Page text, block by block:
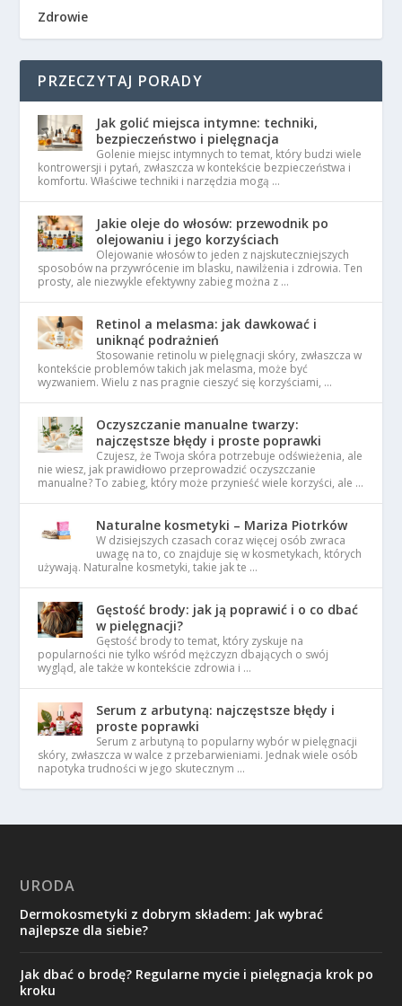
Zdrowie
PRZECZYTAJ PORADY
Jak golić miejsca intymne: techniki,
bezpieczeństwo i pielęgnacja
Golenie miejsc intymnych to temat, który budzi wiele
kontrowersji i pytań, zwłaszcza w kontekście bezpieczeństwa i
komfortu. Właściwe techniki i narzędzia mogą …
Jakie oleje do włosów: przewodnik po
olejowaniu i jego korzyściach
Olejowanie włosów to jeden z najskuteczniejszych
sposobów na przywrócenie im blasku, nawilżenia i zdrowia. Ten
prosty, ale niezwykle efektywny zabieg można z …
Retinol a melasma: jak dawkować i
uniknąć podrażnień
Stosowanie retinolu w pielęgnacji skóry, zwłaszcza w
kontekście problemów takich jak melasma, może być
wyzwaniem. Wielu z nas pragnie cieszyć się korzyściami, …
Oczyszczanie manualne twarzy:
najczęstsze błędy i proste poprawki
Czujesz, że Twoja skóra potrzebuje odświeżenia, ale
nie wiesz, jak prawidłowo przeprowadzić oczyszczanie
manualne? To zabieg, który może przynieść wiele korzyści, ale …
Naturalne kosmetyki – Mariza Piotrków
W dzisiejszych czasach coraz więcej osób zwraca
uwagę na to, co znajduje się w kosmetykach, których
używają. Naturalne kosmetyki, takie jak te …
Gęstość brody: jak ją poprawić i o co dbać
w pielęgnacji?
Gęstość brody to temat, który zyskuje na
popularności nie tylko wśród mężczyzn dbających o swój
wygląd, ale także w kontekście zdrowia i …
Serum z arbutyną: najczęstsze błędy i
proste poprawki
Serum z arbutyną to popularny wybór w pielęgnacji
skóry, zwłaszcza w walce z przebarwieniami. Jednak wiele osób
napotyka trudności w jego skutecznym …
URODA
Dermokosmetyki z dobrym składem: Jak wybrać
najlepsze dla siebie?
Jak dbać o brodę? Regularne mycie i pielęgnacja krok po
kroku